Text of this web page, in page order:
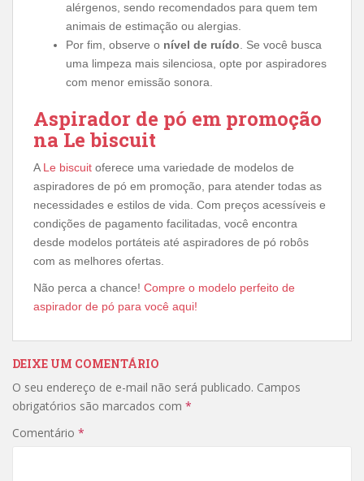
alérgenos, sendo recomendados para quem tem
animais de estimação ou alergias.
Por fim, observe o nível de ruído . Se você busca
uma limpeza mais silenciosa, opte por aspiradores
com menor emissão sonora.
Aspirador de pó em promoção
na Le biscuit
A Le biscuit oferece uma variedade de modelos de
aspiradores de pó em promoção, para atender todas as
necessidades e estilos de vida. Com preços acessíveis e
condições de pagamento facilitadas, você encontra
desde modelos portáteis até aspiradores de pó robôs
com as melhores ofertas.
Não perca a chance! Compre o modelo perfeito de
aspirador de pó para você aqui!
DEIXE UM COMENTÁRIO
O seu endereço de e-mail não será publicado. Campos
obrigatórios são marcados com *
Comentário *